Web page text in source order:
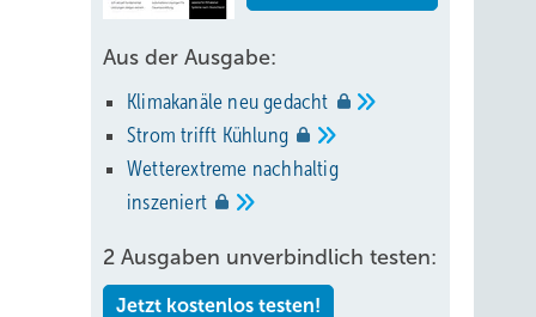
Aus der Ausgabe:
Klimakanäle neugedacht
Strom trifft Kühlung
Wetterextreme nachhaltig
inszeniert
2 Ausgaben unverbindlich testen:
Jetzt kostenlos testen!